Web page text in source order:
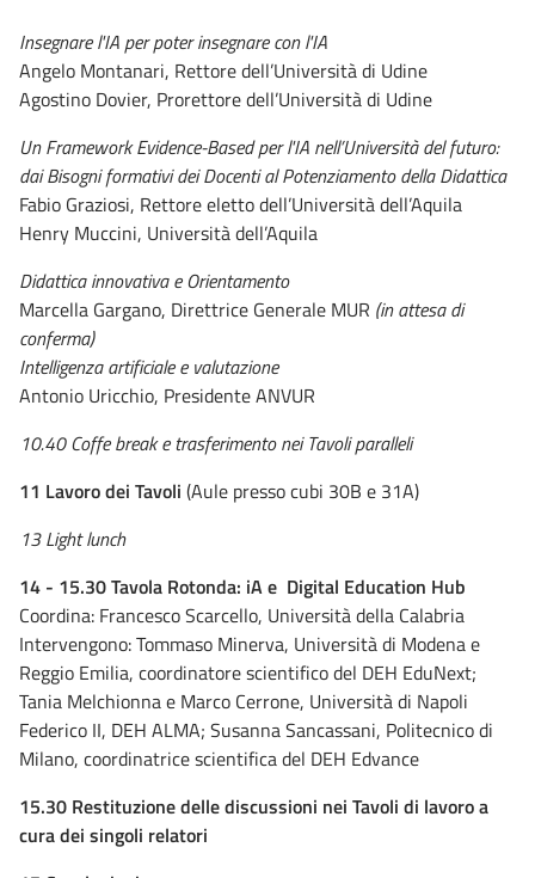
Insegnare l'IA per poter insegnare con l'IA
Angelo Montanari, Rettore dell’Università di Udine
Agostino Dovier, Prorettore dell’Università di Udine
Un Framework Evidence-Based per l'IA nell’Università del futuro:
dai Bisogni formativi dei Docenti al Potenziamento della Didattica
Fabio Graziosi, Rettore eletto dell’Università dell’Aquila
Henry Muccini, Università dell’Aquila
Didattica innovativa e Orientamento
Marcella Gargano, Direttrice Generale MUR (in attesa di
conferma)
Intelligenza artificiale e valutazione
Antonio Uricchio, Presidente ANVUR
10.40 Coffe break e trasferimento nei Tavoli paralleli
11 Lavoro dei Tavoli (Aule presso cubi 30B e 31A)
13 Light lunch
14 - 15.30 Tavola Rotonda: iA e Digital Education Hub
Coordina: Francesco Scarcello, Università della Calabria
Intervengono: Tommaso Minerva, Università di Modena e
Reggio Emilia, coordinatore scientifico del DEH EduNext;
Tania Melchionna e Marco Cerrone, Università di Napoli
Federico II, DEH ALMA; Susanna Sancassani, Politecnico di
Milano, coordinatrice scientifica del DEH Edvance
15.30 Restituzione delle discussioni nei Tavoli di lavoro a
cura dei singoli relatori